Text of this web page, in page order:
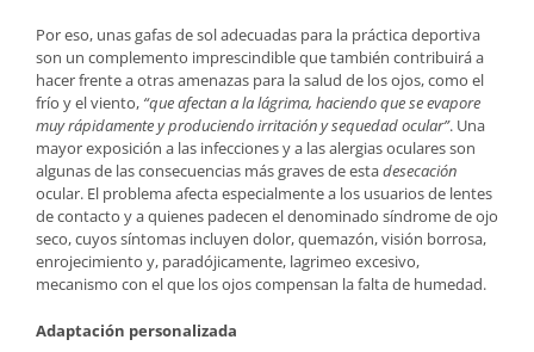
Por eso, unas gafas de sol adecuadas para la práctica deportiva
son un complemento imprescindible que también contribuirá a
hacer frente a otras amenazas para la salud de los ojos, como el
frío y el viento, “que afectan a la lágrima, haciendo que se evapore
muy rápidamente y produciendo irritación y sequedad ocular”. Una
mayor exposición a las infecciones y a las alergias oculares son
algunas de las consecuencias más graves de estadesecación
ocular. El problema afecta especialmente a los usuarios de lentes
de contacto y a quienes padecen el denominado síndrome de ojo
seco, cuyos síntomas incluyen dolor, quemazón, visión borrosa,
enrojecimiento y, paradójicamente, lagrimeo excesivo,
mecanismo con el que los ojos compensan la falta de humedad.
Adaptación personalizada